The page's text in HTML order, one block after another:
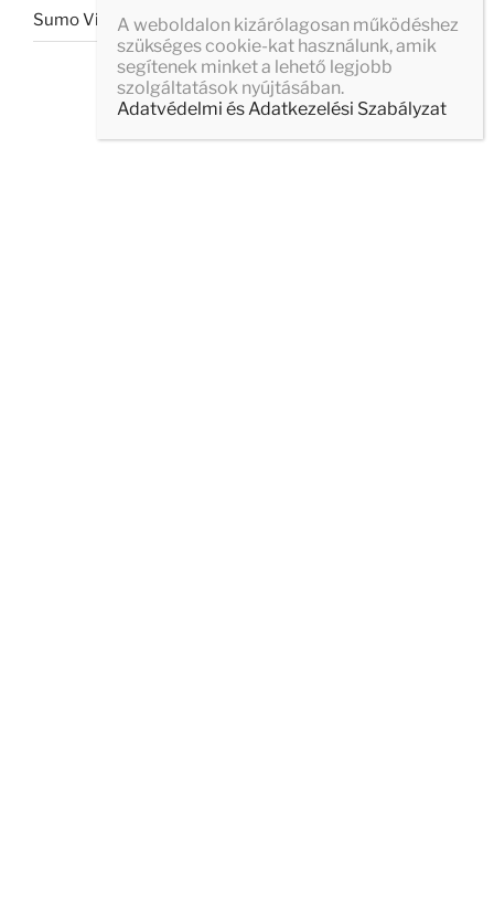
Sumo Világbajnokság 2026
A weboldalon kizárólagosan működéshez
szükséges cookie-kat használunk, amik
segítenek minket a lehető legjobb
szolgáltatások nyújtásában.
Adatvédelmi és Adatkezelési Szabályzat